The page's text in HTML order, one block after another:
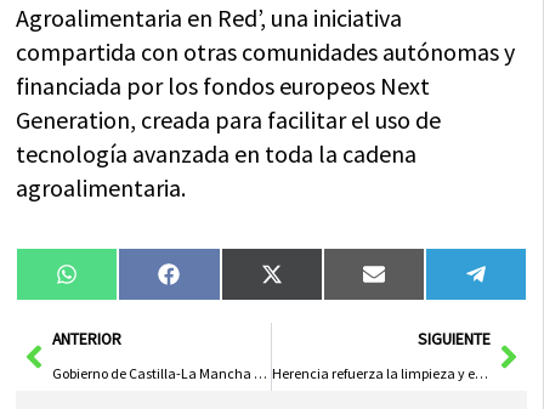
Agroalimentaria en Red’, una iniciativa
compartida con otras comunidades autónomas y
financiada por los fondos europeos Next
Generation, creada para facilitar el uso de
tecnología avanzada en toda la cadena
agroalimentaria.
Compartir
en
WhatsAppCompartir
en
FacebookCompartir
en
X
(Twitter)
Compartir
en
Email
en
AntANTERIOR
Gobierno de Castilla-La Mancha Elogia la Inestimable Labor de Más de 4.250 Voluntarios de Protección Civil en la Región
SIGUIENTE
Herencia refuerza la limpieza y el mantenimiento del Cementerio Municipal ante la festividad de Todos los Santos